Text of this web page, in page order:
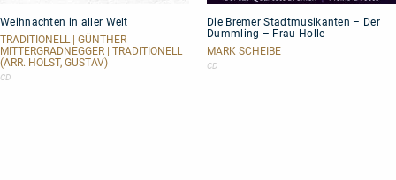
in
aller
Welt
Weihnachten in aller Welt
TRADITIONELL | GÜNTHER
MITTERGRADNEGGER | TRADITIONELL
(ARR. HOLST, GUSTAV)
CD
Bremer
Stadtmusikanten
–
Der
Die Bremer Stadtmusikanten – Der
Dummling – Frau Holle
MARK SCHEIBE
CD